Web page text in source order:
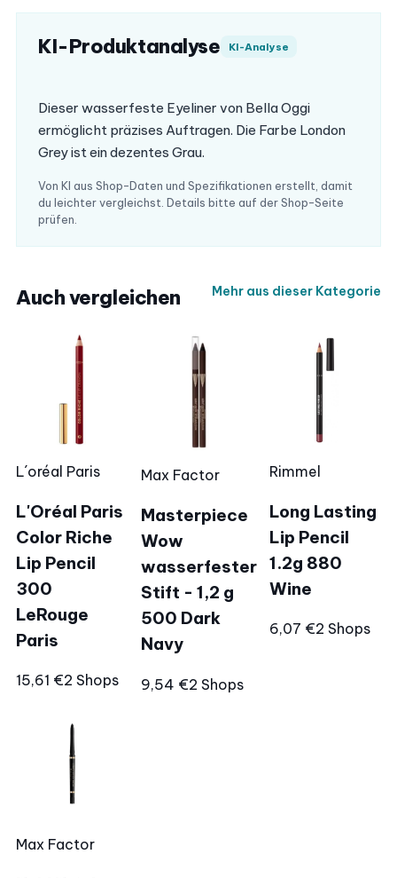
KI-Produktanalyse KI-Analyse
Dieser wasserfeste Eyeliner von Bella Oggi
ermöglicht präzises Auftragen. Die Farbe London
Grey ist ein dezentes Grau.
Von KI aus Shop-Daten und Spezifikationen erstellt, damit
du leichter vergleichst. Details bitte auf der Shop-Seite
prüfen.
Auch vergleichen Mehr aus dieser Kategorie
L´oréal Paris
L'Oréal Paris
Color Riche
Lip Pencil
300
LeRouge
Paris
15,61 €2 Shops
Max Factor
Masterpiece
Wow
wasserfester
Stift - 1,2 g
500 Dark
Navy
9,54 €2 Shops
Rimmel
Long Lasting
Lip Pencil
1.2g 880
Wine
6,07 €2 Shops
Max Factor